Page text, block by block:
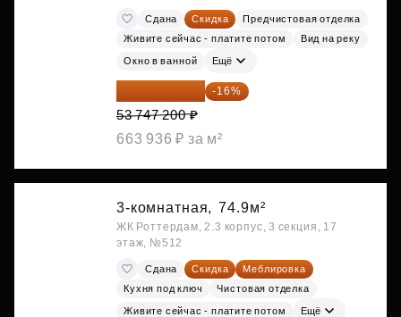
Сдана Скидка
Предчистовая отделка
Живите сейчас - платите потом
Вид на реку
Окно в ванной Ещё
45 147 648 ₽ -16%
53 747 200 ₽
663 936 ₽ за м²
3-комнатная, 74.9м²
ЖК Роттердам, 2.3 корпус, 3 секция, 17
этаж, №512
Сдана Скидка
Меблировка
Кухня под ключ
Чистовая отделка
Живите сейчас - платите потом Ещё